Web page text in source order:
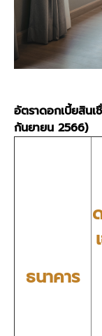
อัตราดอกเบี้ยสิน
กันยายน 2566)
ธนาคาร